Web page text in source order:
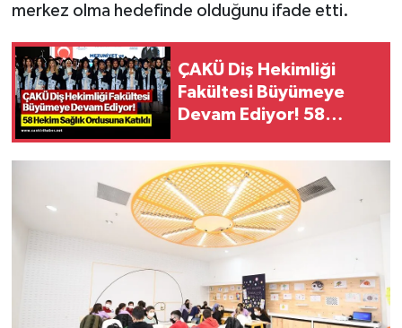
merkez olma hedefinde olduğunu ifade etti.
ÇAKÜ Diş Hekimliği
Fakültesi Büyümeye
Devam Ediyor! 58
Katıldı